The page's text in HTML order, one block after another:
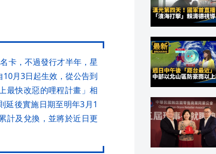
卡，不過發行才半年，星
月3日起生效，從公告到
最快改惡的哩程計畫」相
延後實施日期至明年3月1
計及兌換，並將於近日更